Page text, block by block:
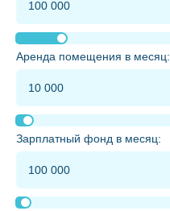
Аренда помещения в месяц:
Зарплатный фонд в месяц: